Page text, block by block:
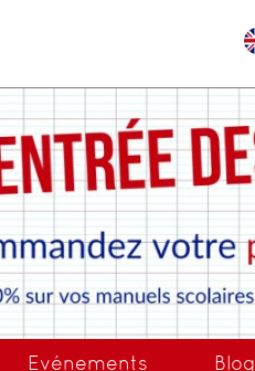
COMMANDEZ MAINTENANT !
Evénements Blog